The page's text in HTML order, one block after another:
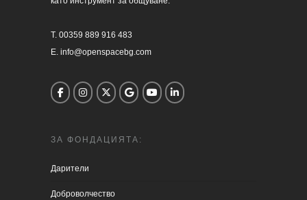
T. 00359 889 916 483
E. info@openspacebg.com
ЗА ФОНДАЦИЯТА:
Дарители
Доброволчество